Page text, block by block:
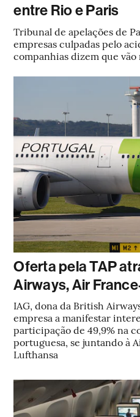
entre Rio e Paris
Tribunal de apelações de
empresas culpadas pelo
companhias dizem que
Oferta pela TAP
Airways, Air
IAG, dona da British
empresa a manifestar
participação de 49,9% na
portuguesa, se juntando à
Lufthansa